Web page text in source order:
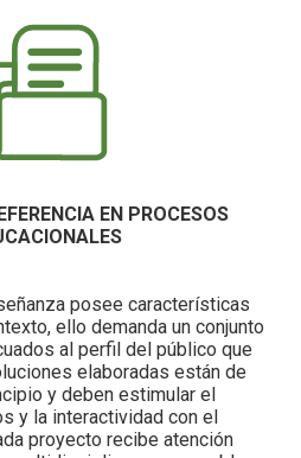
EN PROCESOS
posee características
ello demanda un conjunto
al perfil del público que
elaboradas están de
y deben estimular el
y la interactividad con el
proyecto recibe atención